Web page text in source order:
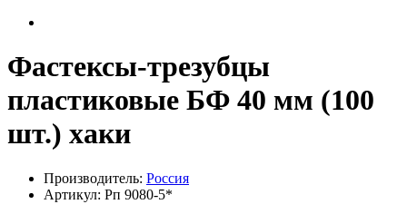
Фастексы-трезубцы
пластиковые БФ 40 мм (100
шт.) хаки
Производитель: Россия
Артикул: Рп 9080-5*